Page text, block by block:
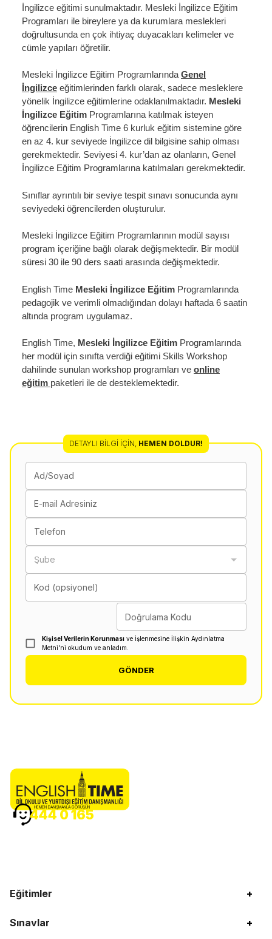
İngilizce eğitimi sunulmaktadır. Mesleki İngilizce Eğitim
Programları ile bireylere ya da kurumlara meslekleri
doğrultusunda en çok ihtiyaç duyacakları kelimeler ve
cümle yapıları öğretilir.
Mesleki İngilizce Eğitim Programlarında Genel
İngilizce eğitimlerinden farklı olarak, sadece mesleklere
yönelik İngilizce eğitimlerine odaklanılmaktadır. Mesleki
İngilizce Eğitim Programlarına katılmak isteyen
öğrencilerin English Time 6 kurluk eğitim sistemine göre
en az 4. kur seviyede İngilizce dil bilgisine sahip olması
gerekmektedir. Seviyesi 4. kur’dan az olanların, Genel
İngilizce Eğitim Programlarına katılmaları gerekmektedir.
Sınıflar ayrıntılı bir seviye tespit sınavı sonucunda aynı
seviyedeki öğrencilerden oluşturulur.
Mesleki İngilizce Eğitim Programlarının modül sayısı
program içeriğine bağlı olarak değişmektedir. Bir modül
süresi 30 ile 90 ders saati arasında değişmektedir.
English Time Mesleki İngilizce Eğitim Programlarında
pedagojik ve verimli olmadığından dolayı haftada 6 saatin
altında program uygulamaz.
English Time, Mesleki İngilizce Eğitim Programlarında
her modül için sınıfta verdiği eğitimi Skills Workshop
dahilinde sunulan workshop programları ve online
eğitim paketleri ile de desteklemektedir.
DETAYLI BILGI İÇIN, HEMEN DOLDUR!
Ad/Soyad
E-mail Adresiniz
Telefon
Şube
Kod (opsiyonel)
Doğrulama Kodu
Kişisel Verilerin Korunması ve İşlenmesine İlişkin Aydınlatma
Metni'ni okudum ve anladım.
GÖNDER
Eğitimler +
Sınavlar +
HEMEN DANIŞMANLA GÖRÜŞÜN
444 0 165